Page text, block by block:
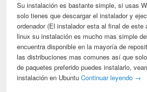
Su instalación es bastante simple, si usas
solo tienes que descargar el instalador y
ordenador (El instalador esta al final de este
linux su instalación es mucho mas simple
encuentra disponible en la mayoría de
las distribuciones mas comunes así que
de paquetes preferido puedes instalarlo,
instalación en UbuntuContinuar leyendo →